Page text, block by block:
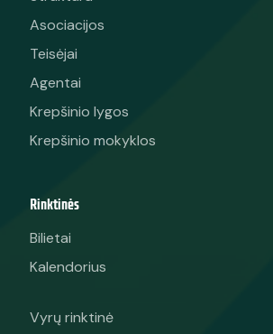
Asociacijos
Teisėjai
Agentai
Krepšinio lygos
Krepšinio mokyklos
Rinktinės
Bilietai
Kalendorius
Vyrų rinktinė